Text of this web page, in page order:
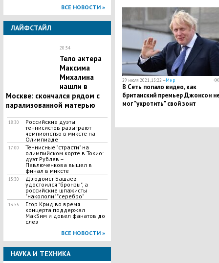
ВСЕ НОВОСТИ »
ЛАЙФСТАЙЛ
20:34
Тело актера
Максима
Михалина
нашли в
Москве: скончался рядом с
парализованной матерью
18:30
Российские дуэты
теннисистов разыграют
чемпионство в миксте на
Олимпиаде
17:00
Теннисные "страсти" на
олимпийском корте в Токио:
дуэт Рублев –
Павлюченкова вышел в
финал в миксте
15:30
Дзюдоист Башаев
удостоился "бронзы", а
российские шпажисты
"накололи" "серебро"
13:55
Егор Крид во время
концерта поддержал
МакSим и довел фанатов до
слез
ВСЕ НОВОСТИ »
НАУКА И ТЕХНИКА
29 июля 2021, 15:22 —Мир
В Сеть попало видео, как
британский премьер Джонсон
мог "укротить" свой зонт